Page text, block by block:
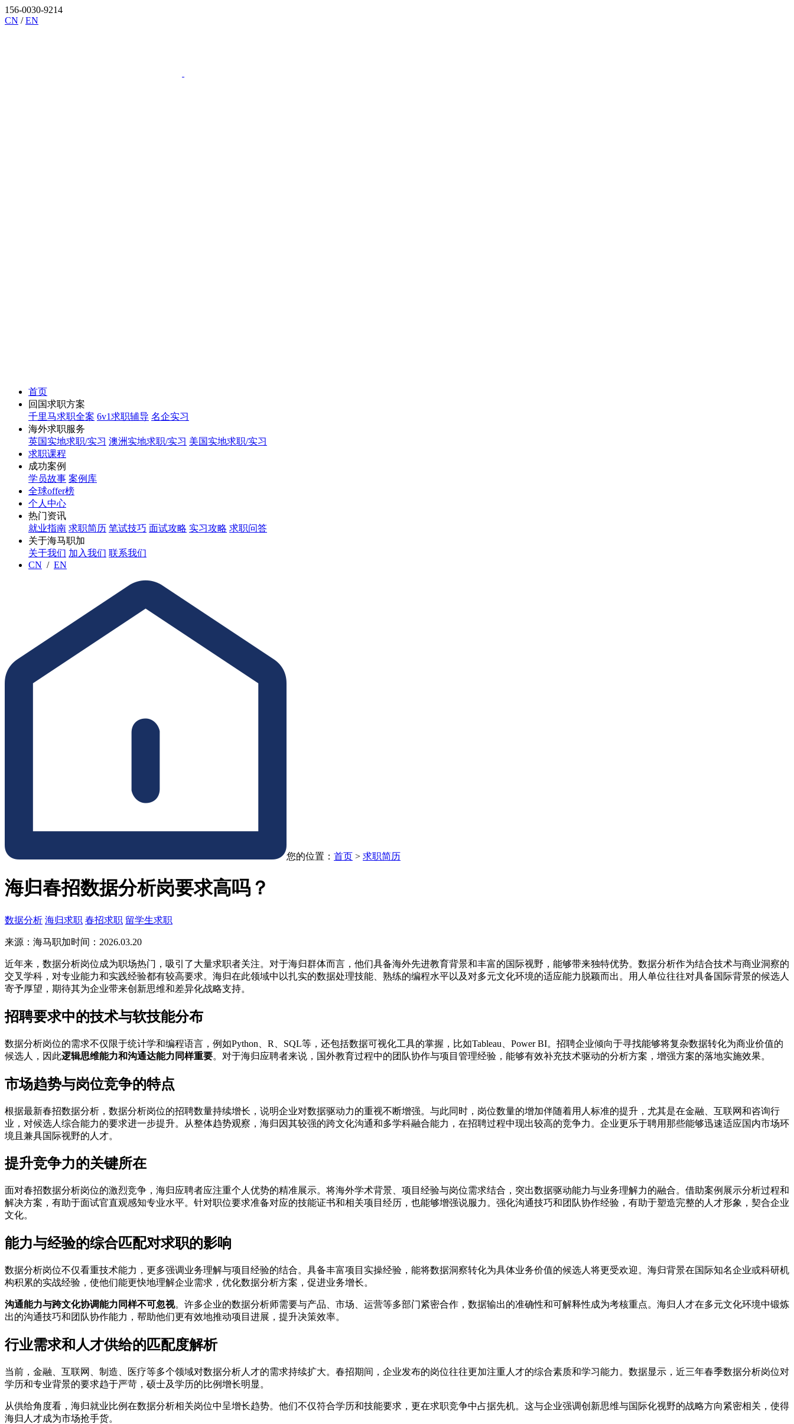
156-0030-9214
CN /EN
首页
回国求职方案
千里马求职全案 6v1求职辅导 名企实习
海外求职服务
英国实地求职/实习 澳洲实地求职/实习 美国实地求职/实习
求职课程
成功案例
学员故事 案例库
全球offer榜
个人中心
热门资讯
就业指南 求职简历 笔试技巧 面试攻略 实习攻略 求职问答
关于海马职加
关于我们 加入我们 联系我们
CN / EN
您的位置： 首页 > 求职简历
海归春招数据分析岗要求高吗？
数据分析 海归求职 春招求职 留学生求职
来源：海马职加时间：2026.03.20
近年来，数据分析岗位成为职场热门，吸引了大量求职者关注。对于海归群体而言，他们具备海外先进教育背景和丰富的国际视野，能够带来独特优势。数据分析作为结合技术与商业洞察的
交叉学科，对专业能力和实践经验都有较高要求。海归在此领域中以扎实的数据处理技能、熟练的编程水平以及对多元文化环境的适应能力脱颖而出。用人单位往往对具备国际背景的候选人
寄予厚望，期待其为企业带来创新思维和差异化战略支持。
招聘要求中的技术与软技能分布
数据分析岗位的需求不仅限于统计学和编程语言，例如Python、R、SQL等，还包括数据可视化工具的掌握，比如Tableau、Power BI。招聘企业倾向于寻找能够将复杂数据转化为商业价值的
候选人，因此逻辑思维能力和沟通达能力同样重要。对于海归应聘者来说，国外教育过程中的团队协作与项目管理经验，能够有效补充技术驱动的分析方案，增强方案的落地实施效果。
市场趋势与岗位竞争的特点
根据最新春招数据分析，数据分析岗位的招聘数量持续增长，说明企业对数据驱动力的重视不断增强。与此同时，岗位数量的增加伴随着用人标准的提升，尤其是在金融、互联网和咨询行
业，对候选人综合能力的要求进一步提升。从整体趋势观察，海归因其较强的跨文化沟通和多学科融合能力，在招聘过程中现出较高的竞争力。企业更乐于聘用那些能够迅速适应国内市场环
境且兼具国际视野的人才。
提升竞争力的关键所在
面对春招数据分析岗位的激烈竞争，海归应聘者应注重个人优势的精准展示。将海外学术背景、项目经验与岗位需求结合，突出数据驱动能力与业务理解力的融合。借助案例展示分析过程和
解决方案，有助于面试官直观感知专业水平。针对职位要求准备对应的技能证书和相关项目经历，也能够增强说服力。强化沟通技巧和团队协作经验，有助于塑造完整的人才形象，契合企业
文化。
能力与经验的综合匹配对求职的影响
数据分析岗位不仅看重技术能力，更多强调业务理解与项目经验的结合。具备丰富项目实操经验，能将数据洞察转化为具体业务价值的候选人将更受欢迎。海归背景在国际知名企业或科研机
构积累的实战经验，使他们能更快地理解企业需求，优化数据分析方案，促进业务增长。
沟通能力与跨文化协调能力同样不可忽视。许多企业的数据分析师需要与产品、市场、运营等多部门紧密合作，数据输出的准确性和可解释性成为考核重点。海归人才在多元文化环境中锻炼
出的沟通技巧和团队协作能力，帮助他们更有效地推动项目进展，提升决策效率。
行业需求和人才供给的匹配度解析
当前，金融、互联网、制造、医疗等多个领域对数据分析人才的需求持续扩大。春招期间，企业发布的岗位往往更加注重人才的综合素质和学习能力。数据显示，近三年春季数据分析岗位对
学历和专业背景的要求趋于严苛，硕士及学历的比例增长明显。
从供给角度看，海归就业比例在数据分析相关岗位中呈增长趋势。他们不仅符合学历和技能要求，更在求职竞争中占据先机。这与企业强调创新思维与国际化视野的战略方向紧密相关，使得
海归人才成为市场抢手货。